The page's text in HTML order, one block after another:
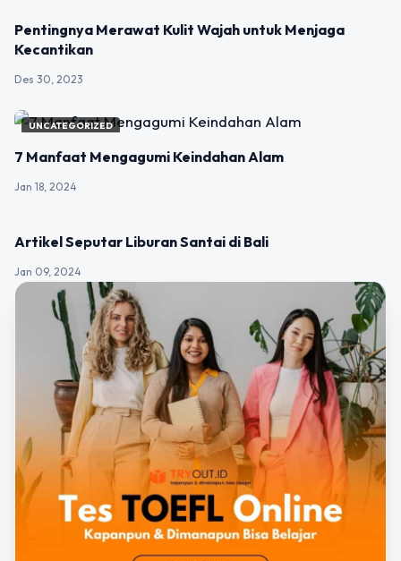
Pentingnya Merawat Kulit Wajah untuk Menjaga
Kecantikan
Des 30, 2023
UNCATEGORIZED
7 Manfaat Mengagumi Keindahan Alam
Jan 18, 2024
Artikel Seputar Liburan Santai di Bali
Jan 09, 2024